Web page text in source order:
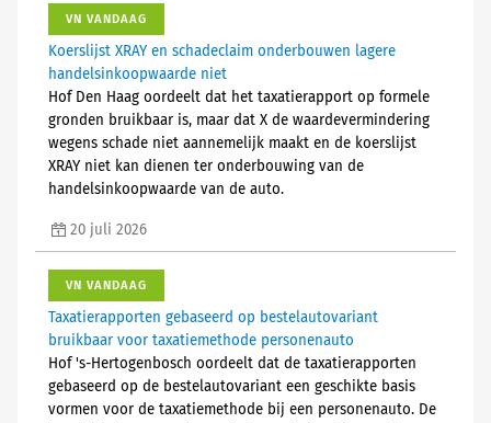
VN VANDAAG
Koerslijst XRAY en schadeclaim onderbouwen lagere
handelsinkoopwaarde niet
Hof Den Haag oordeelt dat het taxatierapport op formele
gronden bruikbaar is, maar dat X de waardevermindering
wegens schade niet aannemelijk maakt en de koerslijst
XRAY niet kan dienen ter onderbouwing van de
handelsinkoopwaarde van de auto.
20 juli 2026
VN VANDAAG
Taxatierapporten gebaseerd op bestelautovariant
bruikbaar voor taxatiemethode personenauto
Hof 's-Hertogenbosch oordeelt dat de taxatierapporten
gebaseerd op de bestelautovariant een geschikte basis
vormen voor de taxatiemethode bij een personenauto. De